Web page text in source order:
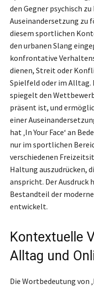
den Gegner psychisch
Auseinandersetzung zu
diesem sportlichen
den urbanen Slang
konfrontative
dienen, Streit oder
Spielfeld oder im Alltag.
spiegelt den
präsent ist, und
einer
hat ‚In Your Face‘ an
nur im sportlichen
verschiedenen
Haltung auszudrücken,
anspricht. Der Ausdruck
Bestandteil der
entwickelt.
Kontextuelle
Alltag und
Die Wortbedeutung von